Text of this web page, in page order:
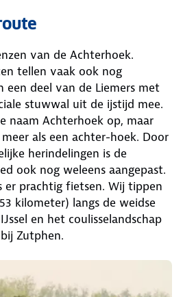
van de Achterhoek.
tellen vaak ook nog
een deel van de Liemers met
stuwwal uit de ijstijd mee.
naam Achterhoek op, maar
als een achter-hoek. Door
herindelingen is de
ook nog weleens aangepast.
er prachtig fietsen. Wij tippen
kilometer) langs de weidse
en het coulisselandschap
Zutphen.